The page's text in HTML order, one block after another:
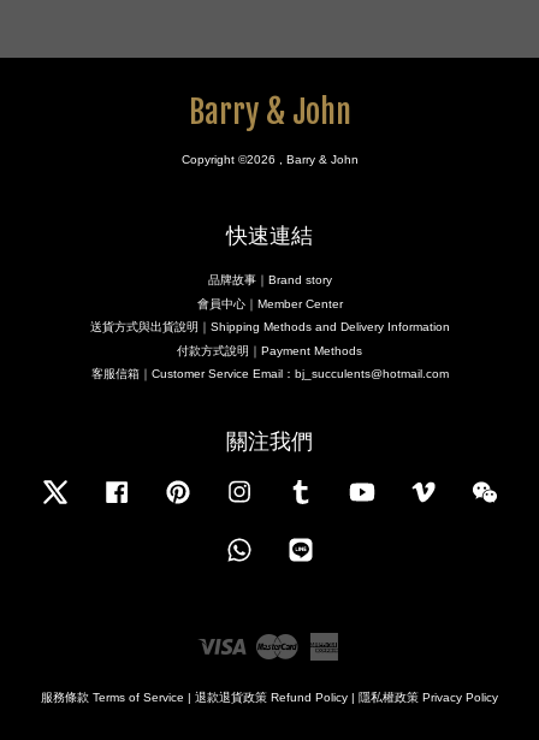
Barry & John
Copyright ©2026 , Barry & John
快速連結
品牌故事｜Brand story
會員中心｜Member Center
送貨方式與出貨說明｜Shipping Methods and Delivery Information
付款方式說明｜Payment Methods
客服信箱｜Customer Service Email：bj_succulents@hotmail.com
關注我們
Twitter Facebook Pinterest Instagram Tumblr YouTube Vimeo
Whatsapp
Visa
服務條款 Terms of Service | 退款退貨政策 Refund Policy | 隱私權政策 Privacy Policy